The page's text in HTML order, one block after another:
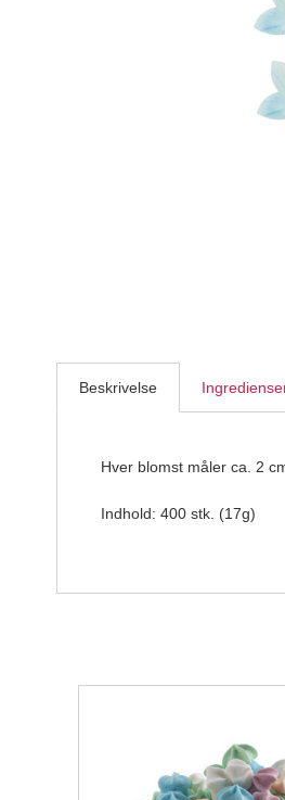
Beskrivelse
Hver blomst måler ca. 2
Indhold: 400 stk. (17g)